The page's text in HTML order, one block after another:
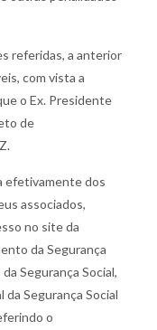
referidas, a anterior
com vista a
o Ex. Presidente
de
efetivamente dos
associados,
no site da
da Segurança
Segurança Social,
Segurança Social
o